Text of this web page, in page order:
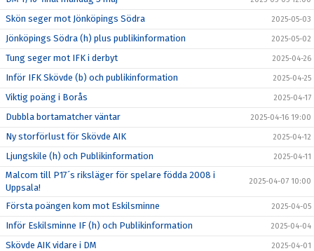
Skön seger mot Jönköpings Södra 2025-05-03
Jönköpings Södra (h) plus publikinformation 2025-05-02
Tung seger mot IFK i derbyt 2025-04-26
Inför IFK Skövde (b) och publikinformation 2025-04-25
Viktig poäng i Borås 2025-04-17
Dubbla bortamatcher väntar 2025-04-16 19:00
Ny storförlust för Skövde AIK 2025-04-12
Ljungskile (h) och Publikinformation 2025-04-11
Malcom till P17´s riksläger för spelare födda 2008 i
Uppsala!
2025-04-07 10:00
Första poängen kom mot Eskilsminne 2025-04-05
Inför Eskilsminne IF (h) och Publikinformation 2025-04-04
Skövde AIK vidare i DM 2025-04-01